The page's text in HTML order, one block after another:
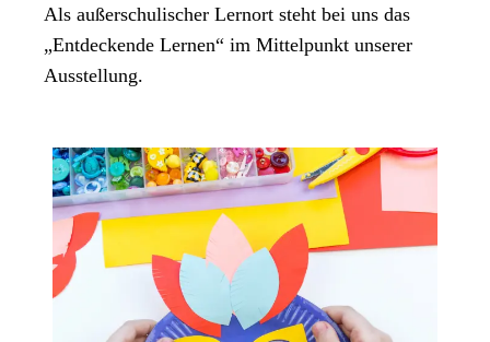
Als außerschulischer Lernort steht bei uns das
„Entdeckende Lernen“ im Mittelpunkt unserer
Ausstellung.